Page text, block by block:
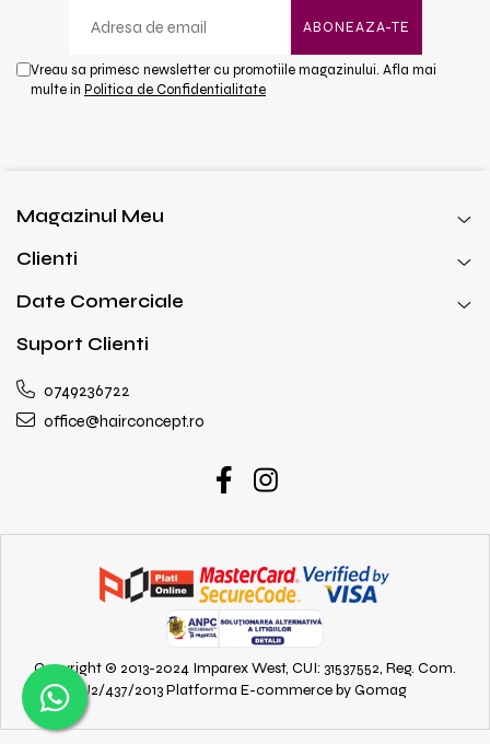
Vreau sa primesc newsletter cu promotiile magazinului. Afla mai
multe in Politica de Confidentialitate
Magazinul Meu
Clienti
Date Comerciale
Suport Clienti
0749236722
office@hairconcept.ro
Copyright © 2013-2024 Imparex West, CUI: 31537552, Reg. Com.
J2/437/2013Platforma E-commerce by Gomag